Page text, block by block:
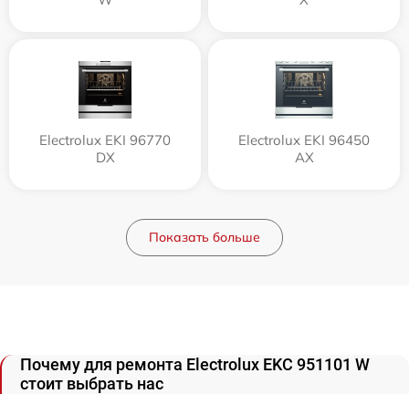
Electrolux EKI 96770
DX
Electrolux EKI 96450
AX
Показать больше
Почему для ремонта Electrolux EKC 951101 W
стоит выбрать нас